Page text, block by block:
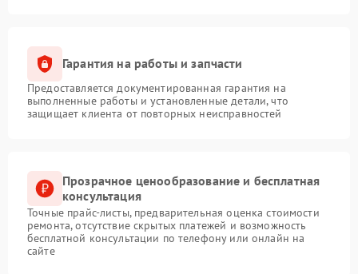
Гарантия на работы и запчасти
Предоставляется документированная гарантия на
выполненные работы и установленные детали, что
защищает клиента от повторных неисправностей
Прозрачное ценообразование и бесплатная
консультация
Точные прайс-листы, предварительная оценка стоимости
ремонта, отсутствие скрытых платежей и возможность
бесплатной консультации по телефону или онлайн на
сайте